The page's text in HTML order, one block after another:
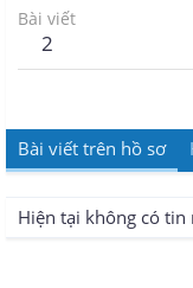
Bài viết
2
Bài viết trên hồ sơ
Hiện tại không có tin